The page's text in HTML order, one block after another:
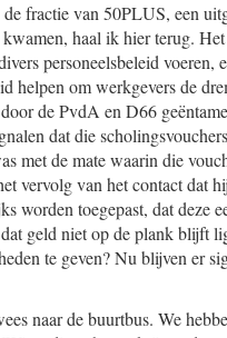
fractie van 50PLUS, een
haal ik hier terug. Het
personeelsbeleid voeren,
helpen om werkgevers de
de PvdA en D66
dat die
met de mate waarin die
vervolg van het contact dat
worden toegepast, dat deze
geld niet op de plank blijft
te geven? Nu blijven er
naar de buurtbus. We